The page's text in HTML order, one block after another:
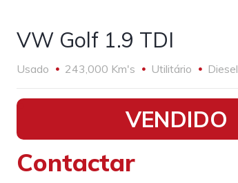
VW Golf 1.9 TDI
Usado 243,000 Km's Utilitário Diesel
•
VENDIDO
Contactar